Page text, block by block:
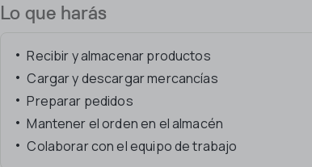
Lo que harás
Recibir y almacenar productos
Cargar y descargar mercancías
Preparar pedidos
Mantener el orden en el almacén
Colaborar con el equipo de trabajo